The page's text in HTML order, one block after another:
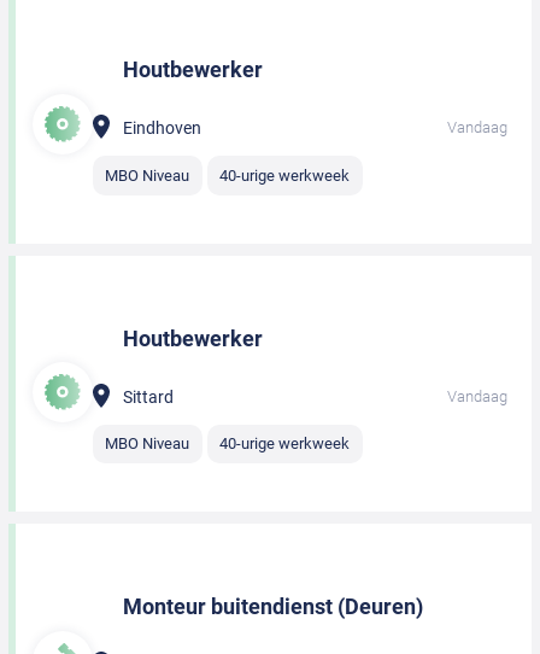
Houtbewerker
Eindhoven Vandaag
MBO Niveau 40-urige werkweek
Houtbewerker
Sittard Vandaag
MBO Niveau 40-urige werkweek
Monteur buitendienst (Deuren)